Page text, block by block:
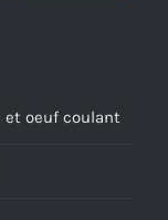
et oeuf coulant